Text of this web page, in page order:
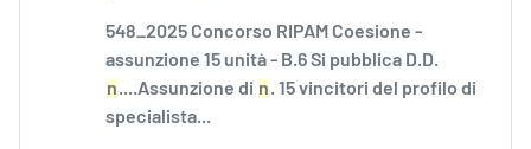
548_2025 Concorso RIPAM Coesione -
assunzione 15 unità - B.6 Si pubblica D.D.
n....Assunzione di n. 15 vincitori del profilo di
specialista...